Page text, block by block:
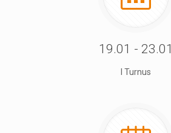
19.01 - 23.01
I Turnus